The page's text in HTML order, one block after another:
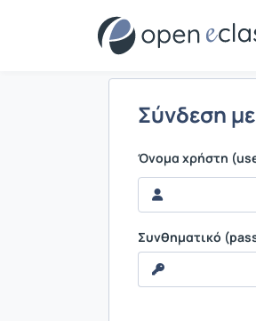
Σύνδεση
Σύνδεση
Όνομα χρήστη
Συνθηματικό